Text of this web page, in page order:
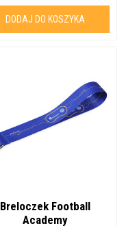
DODAJ DO KOSZYKA
Breloczek Football
Academy